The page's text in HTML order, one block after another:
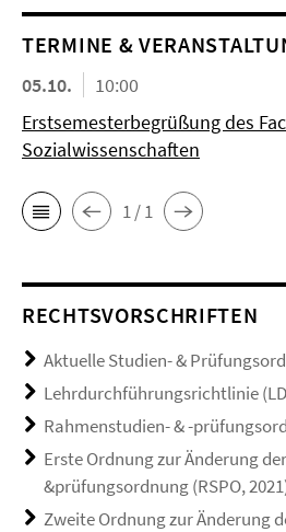
TERMINE &
05.10.
10:00
Erstsemesterbegrüßung des
Sozialwissenschaften
1 / 1
RECHTSVORSCHRIFTEN
Aktuelle Studien- &
Lehrdurchführungsrichtlinie
Rahmenstudien- & -
Erste Ordnung zur Änderung
&prüfungsordnung (RSPO,
Zweite Ordnung zur Änderung